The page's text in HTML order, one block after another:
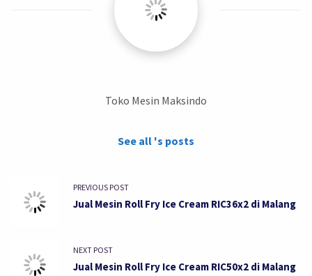
Toko Mesin Maksindo
See all 's posts
PREVIOUS POST
Jual Mesin Roll Fry Ice Cream RIC36x2 di Malang
NEXT POST
Jual Mesin Roll Fry Ice Cream RIC50x2 di Malang